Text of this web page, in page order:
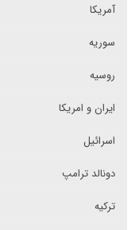
آمریکا
سوریه
روسیه
ایران و امریکا
اسرائیل
دونالد ترامپ
ترکیه